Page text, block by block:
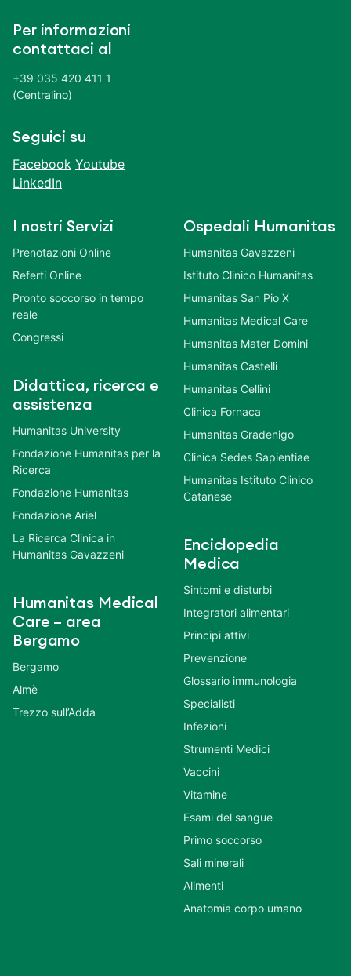
Per informazioni
contattaci al
+39 035 420 411 1
(Centralino)
Seguici su
Facebook Youtube
LinkedIn
I nostri Servizi
Prenotazioni Online
Referti Online
Pronto soccorso in tempo
reale
Congressi
Didattica, ricerca e
assistenza
Humanitas University
Fondazione Humanitas per la
Ricerca
Fondazione Humanitas
Fondazione Ariel
La Ricerca Clinica in
Humanitas Gavazzeni
Humanitas Medical
Care – area
Bergamo
Bergamo
Almè
Trezzo sull’Adda
Ospedali Humanitas
Humanitas Gavazzeni
Istituto Clinico Humanitas
Humanitas San Pio X
Humanitas Medical Care
Humanitas Mater Domini
Humanitas Castelli
Humanitas Cellini
Clinica Fornaca
Humanitas Gradenigo
Clinica Sedes Sapientiae
Humanitas Istituto Clinico
Catanese
Enciclopedia
Medica
Sintomi e disturbi
Integratori alimentari
Principi attivi
Prevenzione
Glossario immunologia
Specialisti
Infezioni
Strumenti Medici
Vaccini
Vitamine
Esami del sangue
Primo soccorso
Sali minerali
Alimenti
Anatomia corpo umano